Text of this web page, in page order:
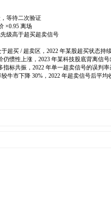
等待二次验证
×0.95 离场
级高于超买超卖信号
超买 / 超卖区，2022 年某股超买状态持
惯性上涨，2023 年某科技股底背离信号
标共振，2022 年单一超卖信号的误判率
市下降 30%，2022 年超卖信号后平均